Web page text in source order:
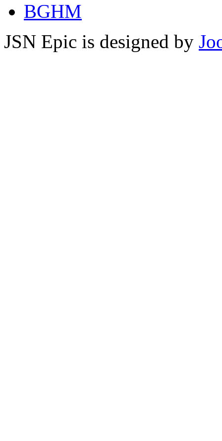
BGHM
JSN Epic is designed by